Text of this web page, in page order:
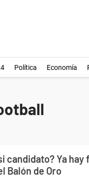
Política Economía
candidato? Ya hay
Balón de Oro